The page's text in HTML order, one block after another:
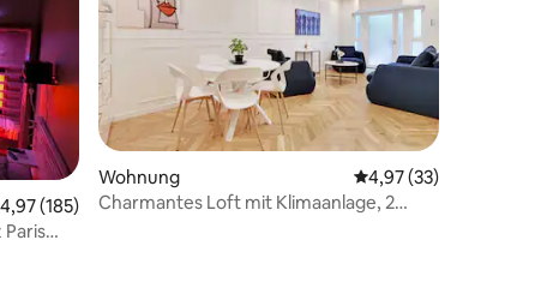
Bewertung: 4,97 von 5, 185 Bewertungen
4,97 (185)
Paris
Wohnung Durchschnittliche
4,97 (33)
Charmantes Loft mit Klimaanlage, 2